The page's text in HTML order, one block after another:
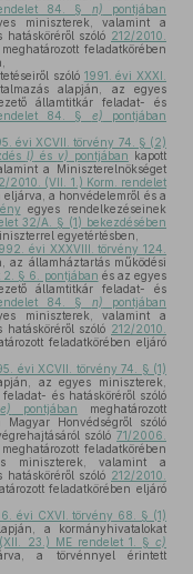
84. § n) pontjában
miniszterek, valamint a
szóló 212/2010.
meghatározott feladatkörében
szóló 1991. évi XXXI.
alapján, az egyes
államtitkár feladat- és
84. § e) pontjában
évi XCVII. törvény 74. § (2)
l) és v) pontjában kapott
a Miniszterelnökséget
2010. (VII. 1.) Korm. rendelet
eljárva, a honvédelemről és a
egyes rendelkezéseinek
32/A. § (1) bekezdésében
egyetértésben,
évi XXXVIII. törvény 124.
az államháztartás működési
§ 6. pontjában és az egyes
államtitkár feladat- és
84. § n) pontjában
miniszterek, valamint a
szóló 212/2010.
feladatkörében eljáró
évi XCVII. törvény 74. § (1)
az egyes miniszterek,
és hatásköréről szóló
e) pontjában meghatározott
Honvédségről szóló
szóló 71/2006.
meghatározott feladatkörében
miniszterek, valamint a
szóló 212/2010.
feladatkörében eljáró
évi CXVI. törvény 68. § (1)
a kormányhivatalokat
23.) ME rendelet 1. §c)
a törvénnyel érintett